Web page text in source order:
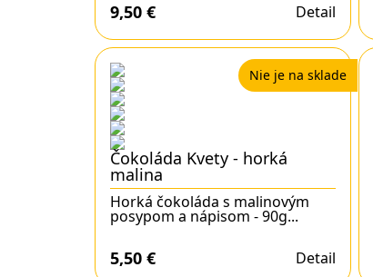
9,50 € Detail
Nie je na sklade
Čokoláda Kvety - horká
malina
Horká čokoláda s malinovým
posypom a nápisom - 90g...
5,50 € Detail